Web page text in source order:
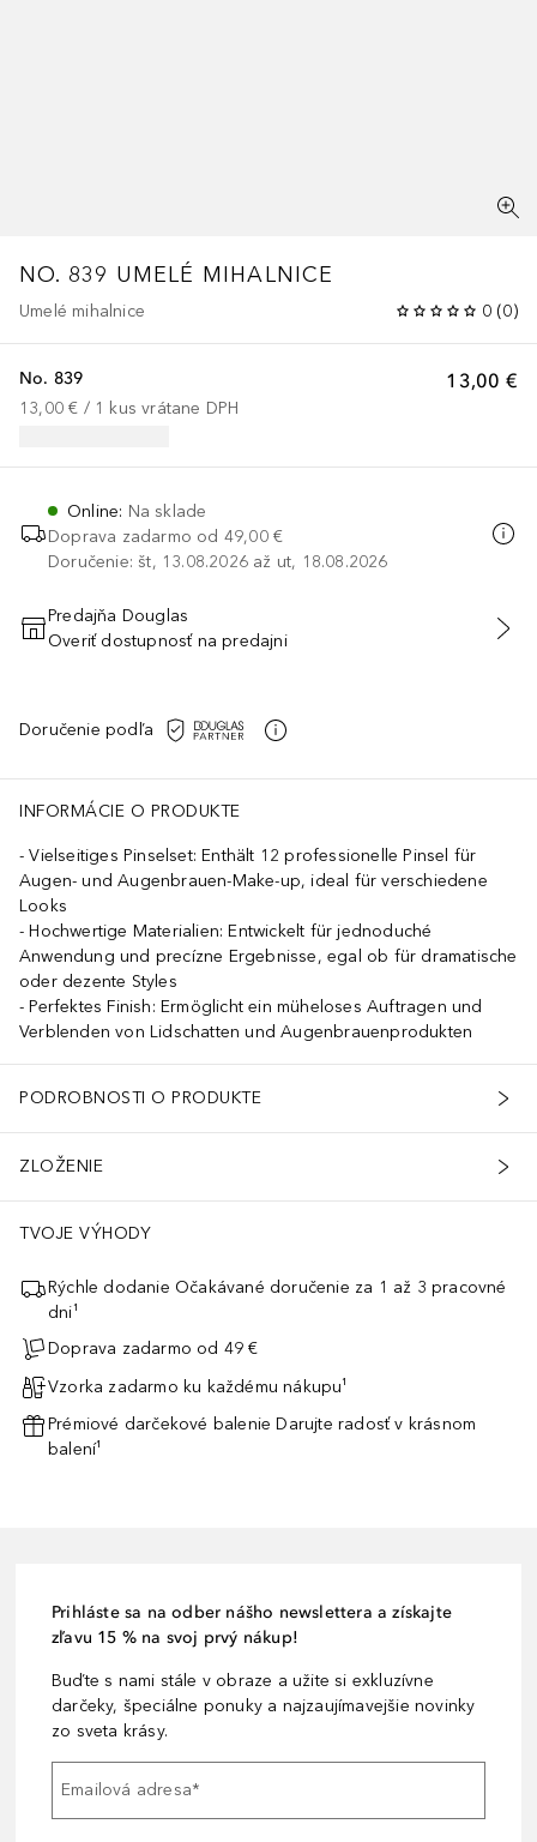
NO. 839 UMELÉ MIHALNICE
Umelé mihalnice 0 (0)
13,00 €
No. 839
13,00 € / 1 kus vrátane DPH
Online: Na sklade
Doprava zadarmo od 49,00 €
Doručenie: št, 13.08.2026 až ut, 18.08.2026
PRIDAŤ DO KOŠÍKA
Predajňa Douglas
Overiť dostupnosť na predajni
Doručenie podľa
INFORMÁCIE O PRODUKTE
Vielseitiges Pinselset: Enthält 12 professionelle Pinsel für
Augen- und Augenbrauen-Make-up, ideal für verschiedene
Looks
Hochwertige Materialien: Entwickelt für jednoduché
Anwendung und precízne Ergebnisse, egal ob für dramatische
oder dezente Styles
Perfektes Finish: Ermöglicht ein müheloses Auftragen und
Verblenden von Lidschatten und Augenbrauenprodukten
PODROBNOSTI O PRODUKTE
ZLOŽENIE
TVOJE VÝHODY
Rýchle dodanie Očakávané doručenie za 1 až 3 pracovné
dni¹
Doprava zadarmo od 49 €
Vzorka zadarmo ku každému nákupu¹
Prémiové darčekové balenie Darujte radosť v krásnom
balení¹
Prihláste sa na odber nášho newslettera a získajte
zľavu 15 % na svoj prvý nákup!
Buďte s nami stále v obraze a užite si exkluzívne
darčeky, špeciálne ponuky a najzaujímavejšie novinky
zo sveta krásy.
Emailová adresa*